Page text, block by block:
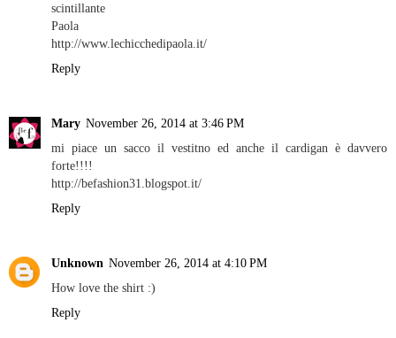
scintillante
Paola
http://www.lechicchedipaola.it/
Reply
Mary November 26, 2014 at 3:46 PM
mi piace un sacco il vestitno ed anche il cardigan è davvero
forte!!!!
http://befashion31.blogspot.it/
Reply
Unknown November 26, 2014 at 4:10 PM
How love the shirt :)
Reply